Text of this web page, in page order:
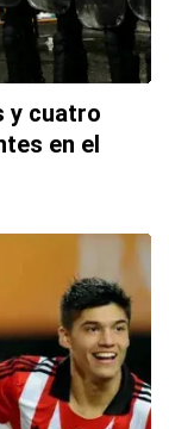
y cuatro
en el